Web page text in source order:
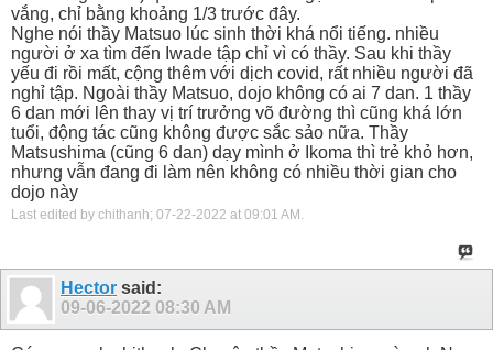
vắng, chỉ bằng khoảng 1/3 trước đây.
Nghe nói thầy Matsuo lúc sinh thời khá nổi tiếng. nhiều
người ở xa tìm đến Iwade tập chỉ vì có thầy. Sau khi thầy
yếu đi rồi mất, cộng thêm với dịch covid, rất nhiều người đã
nghỉ tập. Ngoài thầy Matsuo, dojo không có ai 7 dan. 1 thầy
6 dan mới lên thay vị trí trưởng võ đường thì cũng khá lớn
tuổi, động tác cũng không được sắc sảo nữa. Thầy
Matsushima (cũng 6 dan) dạy mình ở Ikoma thì trẻ khỏ hơn,
nhưng vẫn đang đi làm nên không có nhiều thời gian cho
dojo này
Last edited by chithanh; 07-22-2022 at 09:01 AM
Hector said:
09-06-2022 08:30 AM